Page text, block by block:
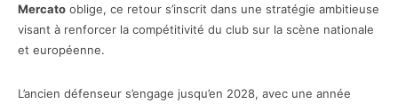
Mercato oblige, ce retour s’inscrit dans une stratégie ambitieuse
visant à renforcer la compétitivité du club sur la scène nationale
et européenne.
L’ancien défenseur s’engage jusqu’en 2028, avec une année